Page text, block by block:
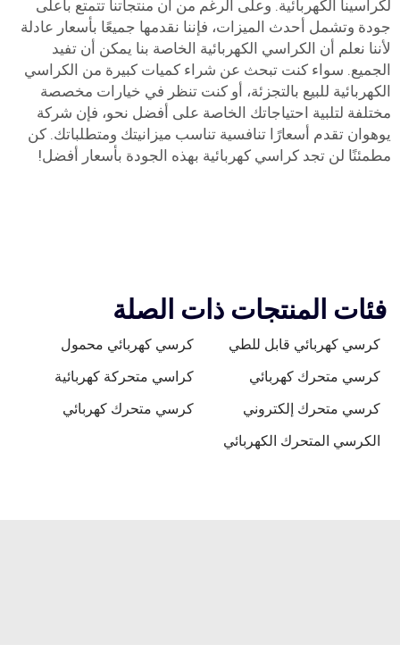
لكراسينا الكهربائية. وعلى الرغم من أن منتجاتنا تتمتع بأعلى
جودة وتشمل أحدث الميزات، فإننا نقدمها جميعًا بأسعار عادلة
لأننا نعلم أن الكراسي الكهربائية الخاصة بنا يمكن أن تفيد
الجميع. سواء كنت تبحث عن شراء كميات كبيرة من الكراسي
الكهربائية للبيع بالتجزئة، أو كنت تنظر في خيارات مخصصة
مختلفة لتلبية احتياجاتك الخاصة على أفضل نحو، فإن شركة
يوهوان تقدم أسعارًا تنافسية تناسب ميزانيتك ومتطلباتك. كن
مطمئنًا لن تجد كراسي كهربائية بهذه الجودة بأسعار أفضل!
فئات المنتجات ذات الصلة
كرسي كهربائي قابل للطي
كرسي كهربائي محمول
كرسي متحرك كهربائي
كراسي متحركة كهربائية
كرسي متحرك إلكتروني
كرسي متحرك كهربائي
الكرسي المتحرك الكهربائي